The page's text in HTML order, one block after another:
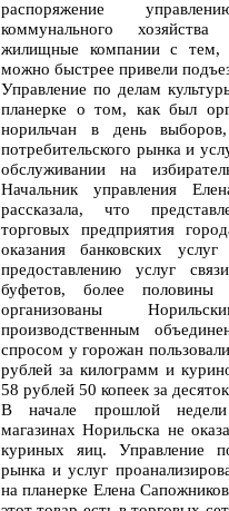
распоряжение
коммунального
жилищные компании с тем,
можно быстрее привели
Управление по делам
планерке о том, как был
норильчан в день
потребительского рынка и
обслуживании на
Начальник управления
рассказала, что
торговых предприятия
оказания банковских
предоставлению услуг
буфетов, более
организованы
производственным
спросом у горожан
рублей за килограмм и
58 рублей 50 копеек за
В начале прошлой
магазинах Норильска не
куриных яиц. Управление
рынка и услуг
на планерке Елена